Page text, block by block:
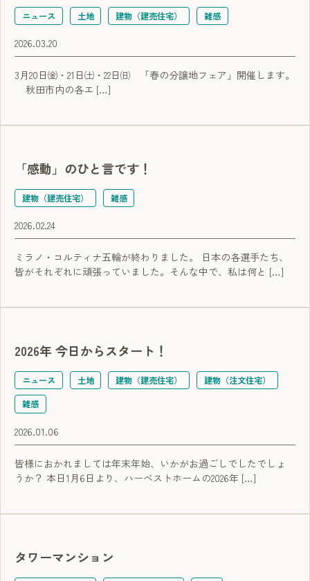
ニュース 土地 建物（建売住宅） 雑感
2026.03.20
3月20日㈮・21日㈯・22日㈰ 「春の分譲地フェア」開催します。
秋田市内の各エ […]
「感動」のひと言です！
建物（建売住宅） 雑感
2026.02.24
ミラノ・コルティナ五輪が終わりました。 日本の各選手たち、
皆がそれぞれに頑張っていました。そんな中で、私は何と […]
2026年 今日からスタート！
ニュース 土地 建物（建売住宅）
建物（注文住宅）
雑感
2026.01.06
皆様におかれましては年末年始、いかがお過ごしでしたでしょ
うか？ 本日1月6日より、ハーベストホームの2026年 […]
タワーマンション